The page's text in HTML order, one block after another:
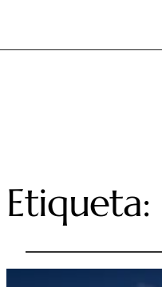
Etiqueta: